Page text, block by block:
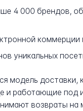
4 000 брендов,
уникальных
модель
и работающие
возвраты